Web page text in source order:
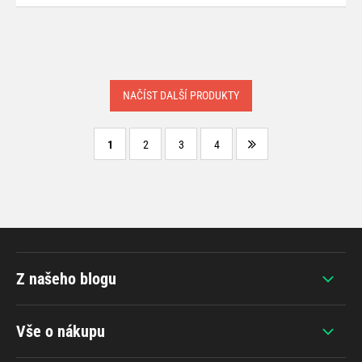
NAČÍST DALŠÍ PRODUKTY
1 2 3 4
Vše o nákupu
Z našeho blogu